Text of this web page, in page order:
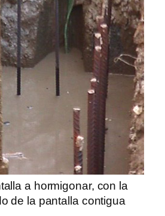
a hormigonar, con la
de la pantalla contigua